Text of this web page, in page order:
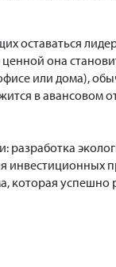
оставаться
она
или дома),
в авансовом
разработка
которая успешно